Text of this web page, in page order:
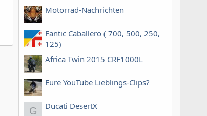
Motorrad-Nachrichten
Fantic Caballero ( 700, 500, 250,
125)
Africa Twin 2015 CRF1000L
Eure YouTube Lieblings-Clips?
G Ducati DesertX